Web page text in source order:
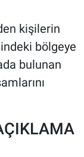
kişilerin
bölgeye
bulunan